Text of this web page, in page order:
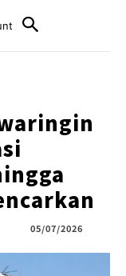
05/07/2026